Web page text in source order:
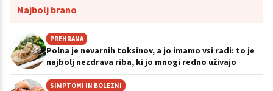
Najbolj brano
PREHRANA
Polna je nevarnih toksinov, a jo imamo vsi radi: to je
najbolj nezdrava riba, ki jo mnogi redno uživajo
SIMPTOMI IN BOLEZNI